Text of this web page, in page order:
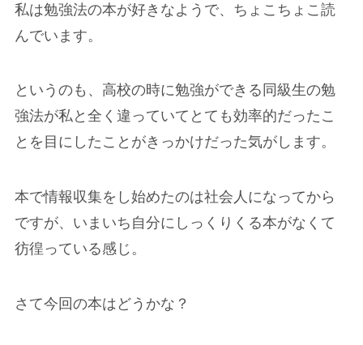
私は勉強法の本が好きなようで、ちょこちょこ読
んでいます。
というのも、高校の時に勉強ができる同級生の勉
強法が私と全く違っていてとても効率的だったこ
とを目にしたことがきっかけだった気がします。
本で情報収集をし始めたのは社会人になってから
ですが、いまいち自分にしっくりくる本がなくて
彷徨っている感じ。
さて今回の本はどうかな？